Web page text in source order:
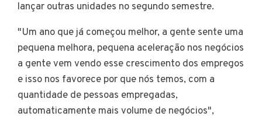
lançar outras unidades no segundo semestre.
"Um ano que já começou melhor, a gente sente uma
pequena melhora, pequena aceleração nos negócios
a gente vem vendo esse crescimento dos empregos
e isso nos favorece por que nós temos, com a
quantidade de pessoas empregadas,
automaticamente mais volume de negócios",